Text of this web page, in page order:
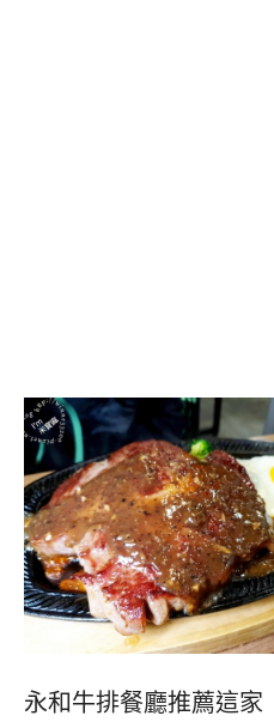
永和牛排餐廳推薦這家